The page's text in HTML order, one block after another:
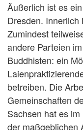
Äußerlich ist es
Dresden. Innerlich
Zumindest
andere Parteien
Buddhisten: ein
betreiben. Die
Gemeinschaften
Sachsen hat es
der maßgeblichen